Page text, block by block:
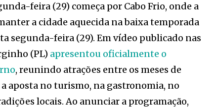
feira (29) começa por Cabo Frio, onde a
a cidade aquecida na baixa temporada
segunda-feira (29). Em vídeo publicado nas
(PL) apresentou oficialmente o
, reunindo atrações entre os meses de
aposta no turismo, na gastronomia, no
locais. Ao anunciar a programação,